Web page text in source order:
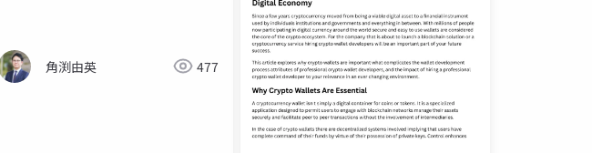
角渕由英 477